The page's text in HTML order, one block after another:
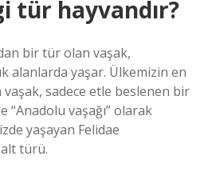
tür hayvandır?
bir tür olan vaşak,
alanlarda yaşar. Ülkemizin en
sadece etle beslenen bir
“Anadolu vaşağı” olarak
yaşayan Felidae
türü.